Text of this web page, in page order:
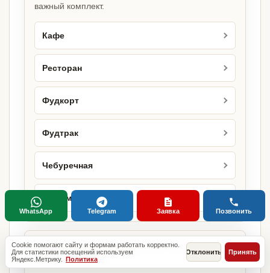
важный комплект.
Кафе
Ресторан
Фудкорт
Фудтрак
Чебуречная
Шаурмичная
Городские страницы по этому
направлению
Cookie помогают сайту и формам работать корректно.
Для статистики посещений используем
Яндекс.Метрику. Политика
Отклонить Принять
WhatsApp Telegram Заявка Позвонить